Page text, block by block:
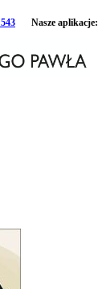
Nasze aplikacje: